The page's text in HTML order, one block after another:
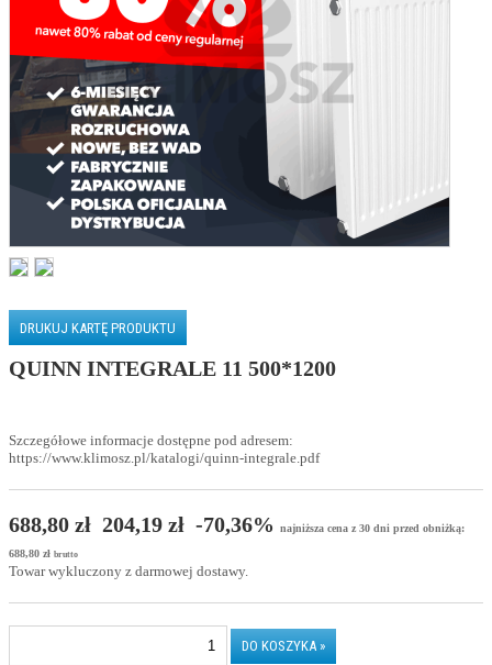
DRUKUJ KARTĘ PRODUKTU
QUINN INTEGRALE 11 500*1200
Szczegółowe informacje dostępne pod adresem:
https://www.klimosz.pl/katalogi/quinn-integrale.pdf
688,80 zł 204,19 zł -70,36% najniższa cena z 30 dni przed obniżką:
688,80 zł brutto
Towar wykluczony z darmowej dostawy.